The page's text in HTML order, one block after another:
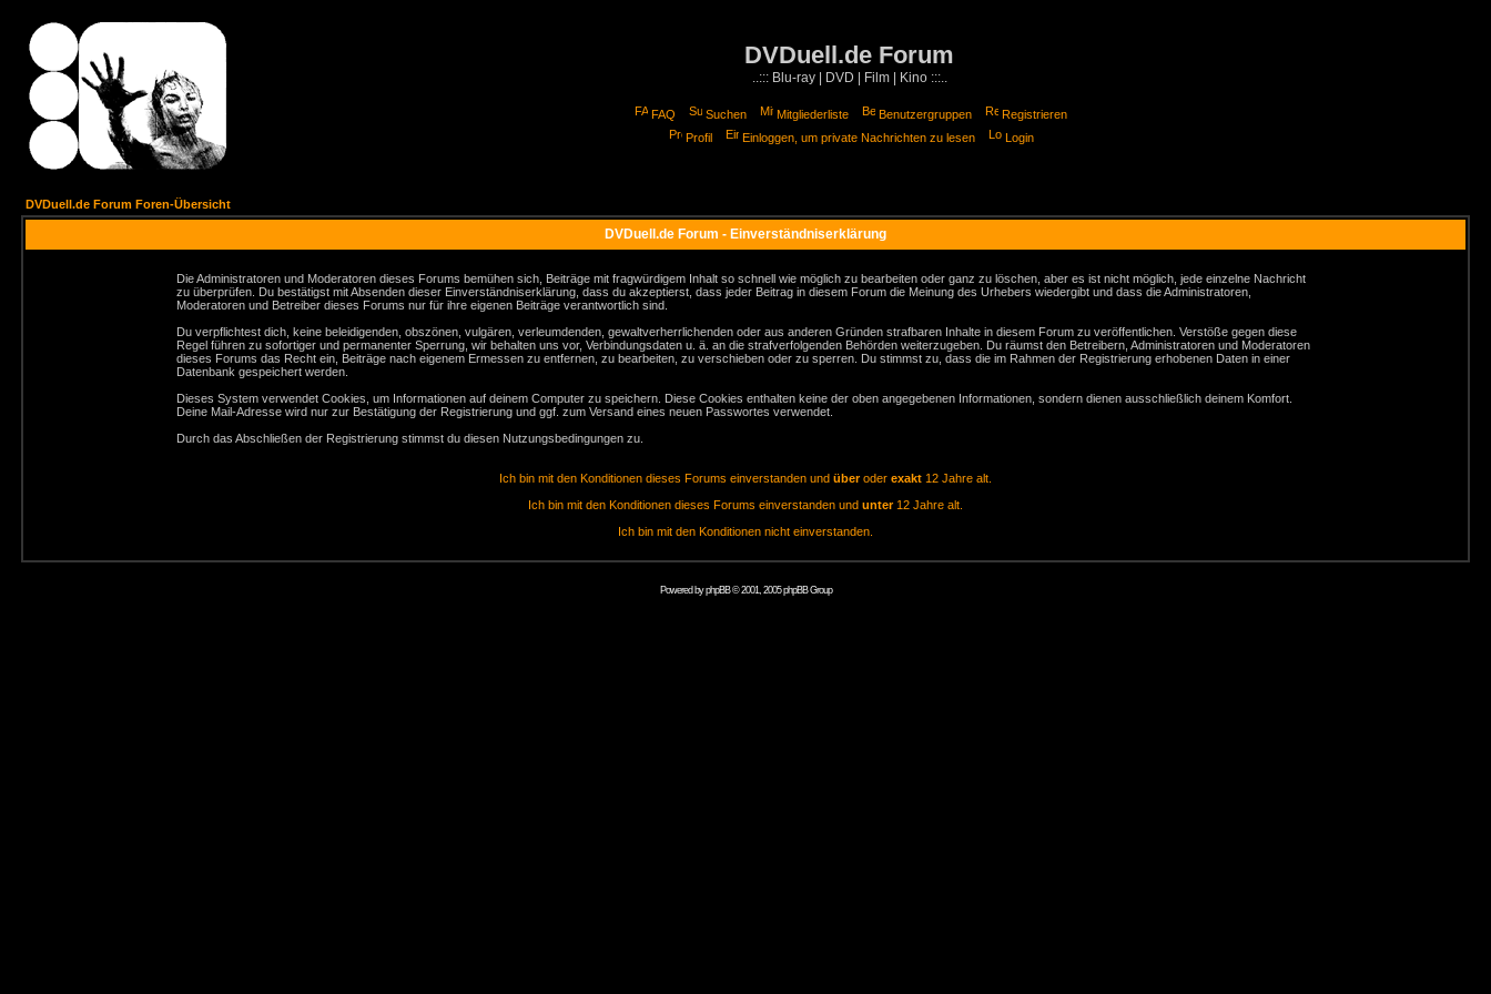
DVDuell.de Forum
..::: Blu-ray | DVD | Film | Kino :::..
FAQ Suchen Mitgliederliste Benutzergruppen
Registrieren
Profil
Einloggen, um private Nachrichten zu lesen Login
DVDuell.de Forum Foren-Übersicht
DVDuell.de Forum - Einverständniserklärung
Die Administratoren und Moderatoren dieses Forums bemühen sich, Beiträge mit fragwürdigem Inhalt so schnell wie möglich zu bearbeiten oder ganz zu löschen, aber es ist nicht möglich, jede einzelne Nachricht
zu überprüfen. Du bestätigst mit Absenden dieser Einverständniserklärung, dass du akzeptierst, dass jeder Beitrag in diesem Forum die Meinung des Urhebers wiedergibt und dass die Administratoren,
Moderatoren und Betreiber dieses Forums nur für ihre eigenen Beiträge verantwortlich sind.
Du verpflichtest dich, keine beleidigenden, obszönen, vulgären, verleumdenden, gewaltverherrlichenden oder aus anderen Gründen strafbaren Inhalte in diesem Forum zu veröffentlichen. Verstöße gegen diese
Regel führen zu sofortiger und permanenter Sperrung, wir behalten uns vor, Verbindungsdaten u. ä. an die strafverfolgenden Behörden weiterzugeben. Du räumst den Betreibern, Administratoren und Moderatoren
dieses Forums das Recht ein, Beiträge nach eigenem Ermessen zu entfernen, zu bearbeiten, zu verschieben oder zu sperren. Du stimmst zu, dass die im Rahmen der Registrierung erhobenen Daten in einer
Datenbank gespeichert werden.
Dieses System verwendet Cookies, um Informationen auf deinem Computer zu speichern. Diese Cookies enthalten keine der oben angegebenen Informationen, sondern dienen ausschließlich deinem Komfort.
Deine Mail-Adresse wird nur zur Bestätigung der Registrierung und ggf. zum Versand eines neuen Passwortes verwendet.
Durch das Abschließen der Registrierung stimmst du diesen Nutzungsbedingungen zu.
Ich bin mit den Konditionen dieses Forums einverstanden und überoder exakt 12 Jahre alt.
Ich bin mit den Konditionen dieses Forums einverstanden und unter12 Jahre alt.
Ich bin mit den Konditionen nicht einverstanden.
Powered byphpBB© 2001, 2005 phpBB Group